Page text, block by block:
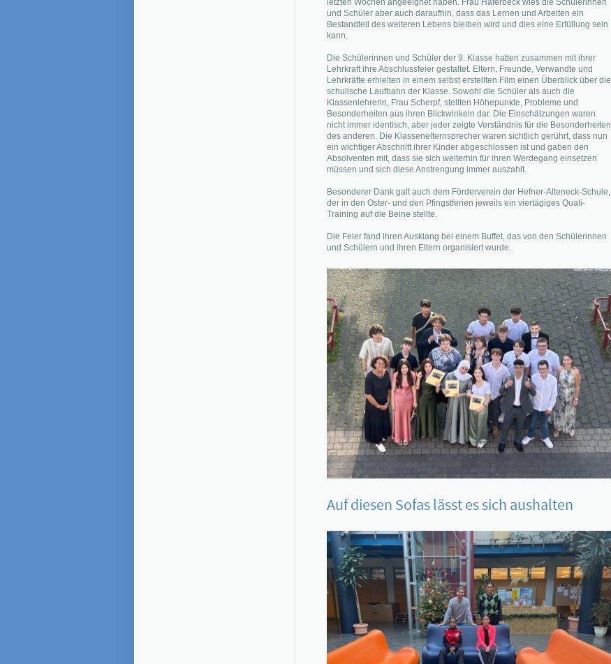
und Schüler aber auch daraufhin, dass das Lernen und Arbeiten ein
Bestandteil des weiteren Lebens bleiben wird und dies eine Erfüllung sein
kann.
Die Schülerinnen und Schüler der 9. Klasse hatten zusammen mit ihrer
Lehrkraft ihre Abschlussfeier gestaltet. Eltern, Freunde, Verwandte und
Lehrkräfte erhielten in einem selbst erstellten Film einen Überblick über die
schulische Laufbahn der Klasse. Sowohl die Schüler als auch die
Klassenlehrerin, Frau Scherpf, stellten Höhepunkte, Probleme und
Besonderheiten aus ihren Blickwinkeln dar. Die Einschätzungen waren
nicht immer identisch, aber jeder zeigte Verständnis für die Besonderheiten
des anderen. Die Klassenelternsprecher waren sichtlich gerührt, dass nun
ein wichtiger Abschnitt ihrer Kinder abgeschlossen ist und gaben den
Absolventen mit, dass sie sich weiterhin für ihren Werdegang einsetzen
müssen und sich diese Anstrengung immer auszahlt.
Besonderer Dank galt auch dem Förderverein der Hefner-Alteneck-Schule,
der in den Oster- und den Pfingstferien jeweils ein viertägiges Quali-
Training auf die Beine stellte.
Die Feier fand ihren Ausklang bei einem Buffet, das von den Schülerinnen
und Schülern und ihren Eltern organisiert wurde.
Auf diesen Sofas lässt es sich aushalten